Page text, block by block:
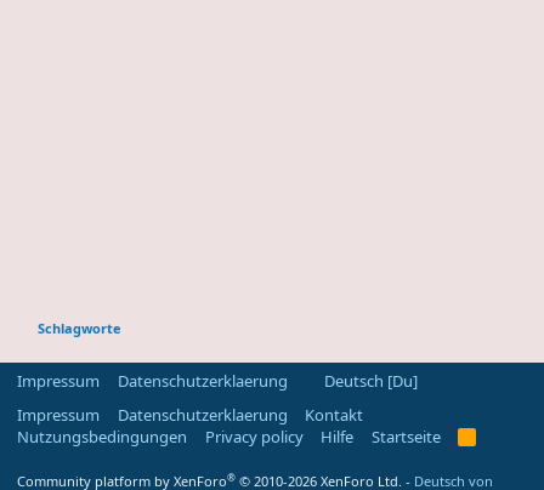
Schlagworte
Impressum Datenschutzerklaerung
Deutsch [Du]
Impressum
Datenschutzerklaerung
Kontakt
Nutzungsbedingungen
Privacy policy Hilfe Startseite
R
S
-
Community platform by XenForo® © 2010-2026 XenForo Ltd. - Deutsch von